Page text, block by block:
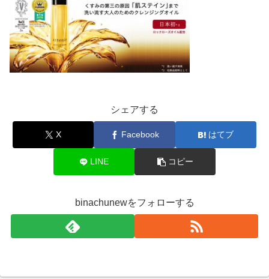
シェアする
X Facebook はてブ
LINE コピー
binachunewをフォローする